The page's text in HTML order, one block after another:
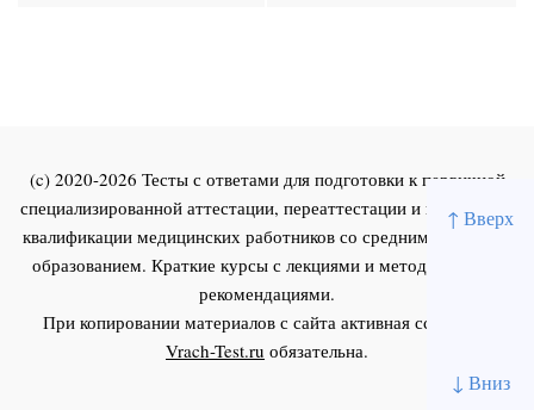
↑ Вверх
↓ Вниз
(c) 2020-2026 Тесты с ответами для подготовки к первичной
специализированной аттестации, переаттестации и повышения
квалификации медицинских работников со средним и высшим
образованием. Краткие курсы с лекциями и методическими
рекомендациями.
При копировании материалов с сайта активная ссылка на
Vrach-Test.ru обязательна.